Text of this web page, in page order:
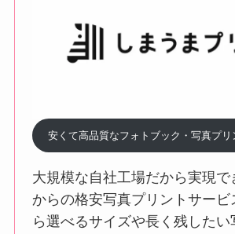
安くて高品質なフォトブック・写真プリ
大規模な自社工場だから実現で
からの格安写真プリントサー
ら選べるサイズや長く残したい